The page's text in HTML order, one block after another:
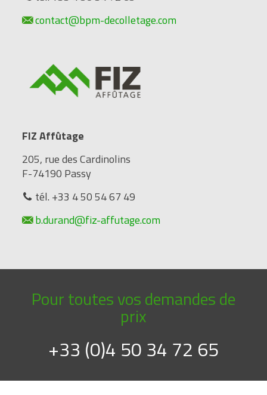
contact@bpm-decolletage.com
FIZ Affûtage
205, rue des Cardinolins
F-74190 Passy
tél. +33 4 50 54 67 49
b.durand@fiz-affutage.com
Pour toutes vos demandes de
prix
+33 (0)4 50 34 72 65